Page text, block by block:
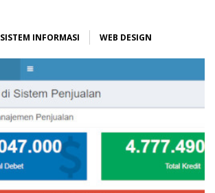
SISTEM INFORMASI WEB DESIGN